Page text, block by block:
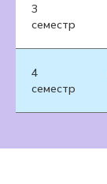
3
семестр
4
семестр